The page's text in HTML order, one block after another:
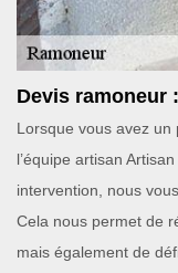
Devis ramoneur
Lorsque vous avez
l’équipe artisan
intervention, nous
Cela nous permet de
mais également de